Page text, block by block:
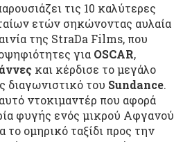
τις 10 καλύτερες
ετών σηκώνοντας αυλαία
της StraDa Films, που
για OSCAR,
και κέρδισε το μεγάλο
διαγωνιστικό του Sundance.
ντοκιμαντέρ που αφορά
φυγής ενός μικρού Αφγανού
το ομηρικό ταξίδι προς την